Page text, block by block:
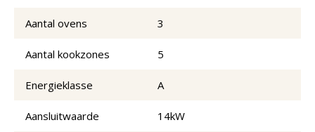
Aantal ovens 3
Aantal kookzones 5
Energieklasse A
Aansluitwaarde 14kW